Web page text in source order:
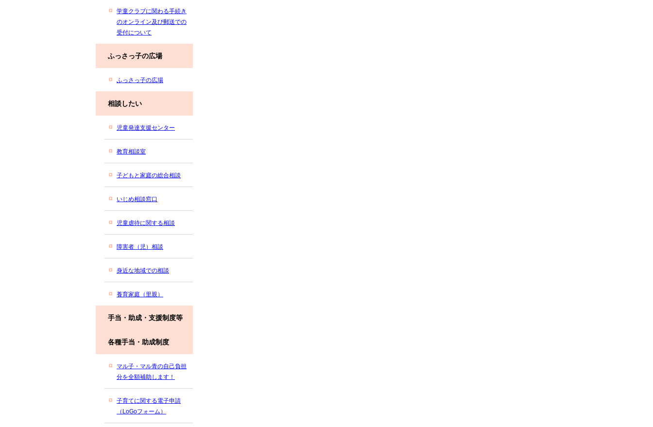
学童クラブに関わる手続き
のオンライン及び郵送での
受付について
ふっさっ子の広場
ふっさっ子の広場
相談したい
児童発達支援センター
教育相談室
子どもと家庭の総合相談
いじめ相談窓口
児童虐待に関する相談
障害者（児）相談
身近な地域での相談
養育家庭（里親）
手当・助成・支援制度等
各種手当・助成制度
マル子・マル青の自己負担
分を全額補助します！
子育てに関する電子申請
（LoGoフォーム）